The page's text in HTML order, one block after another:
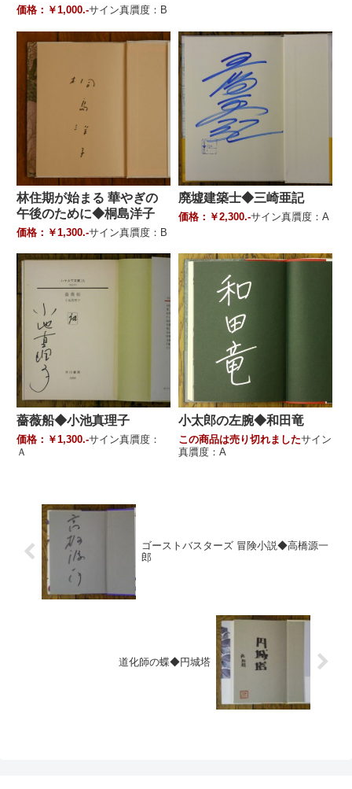
価格：￥1,000.-サイン真贋度：B
林住期が始まる 華やぎの
午後のために◆桐島洋子
価格：￥1,300.-サイン真贋度：B
廃墟建築士◆三崎亜記
価格：￥2,300.-サイン真贋度：A
薔薇船◆小池真理子
価格：￥1,300.-サイン真贋度：
Ａ
小太郎の左腕◆和田竜
この商品は売り切れましたサイン
真贋度：A
ゴーストバスターズ 冒険小説◆高橋源一
郎
道化師の蝶◆円城塔